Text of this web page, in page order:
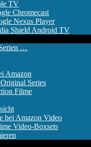
TV
Chromecast
Nexus Player
Shield Android TV
…
Amazon
Series
Filme
bei Amazon Video
Video-Boxsets